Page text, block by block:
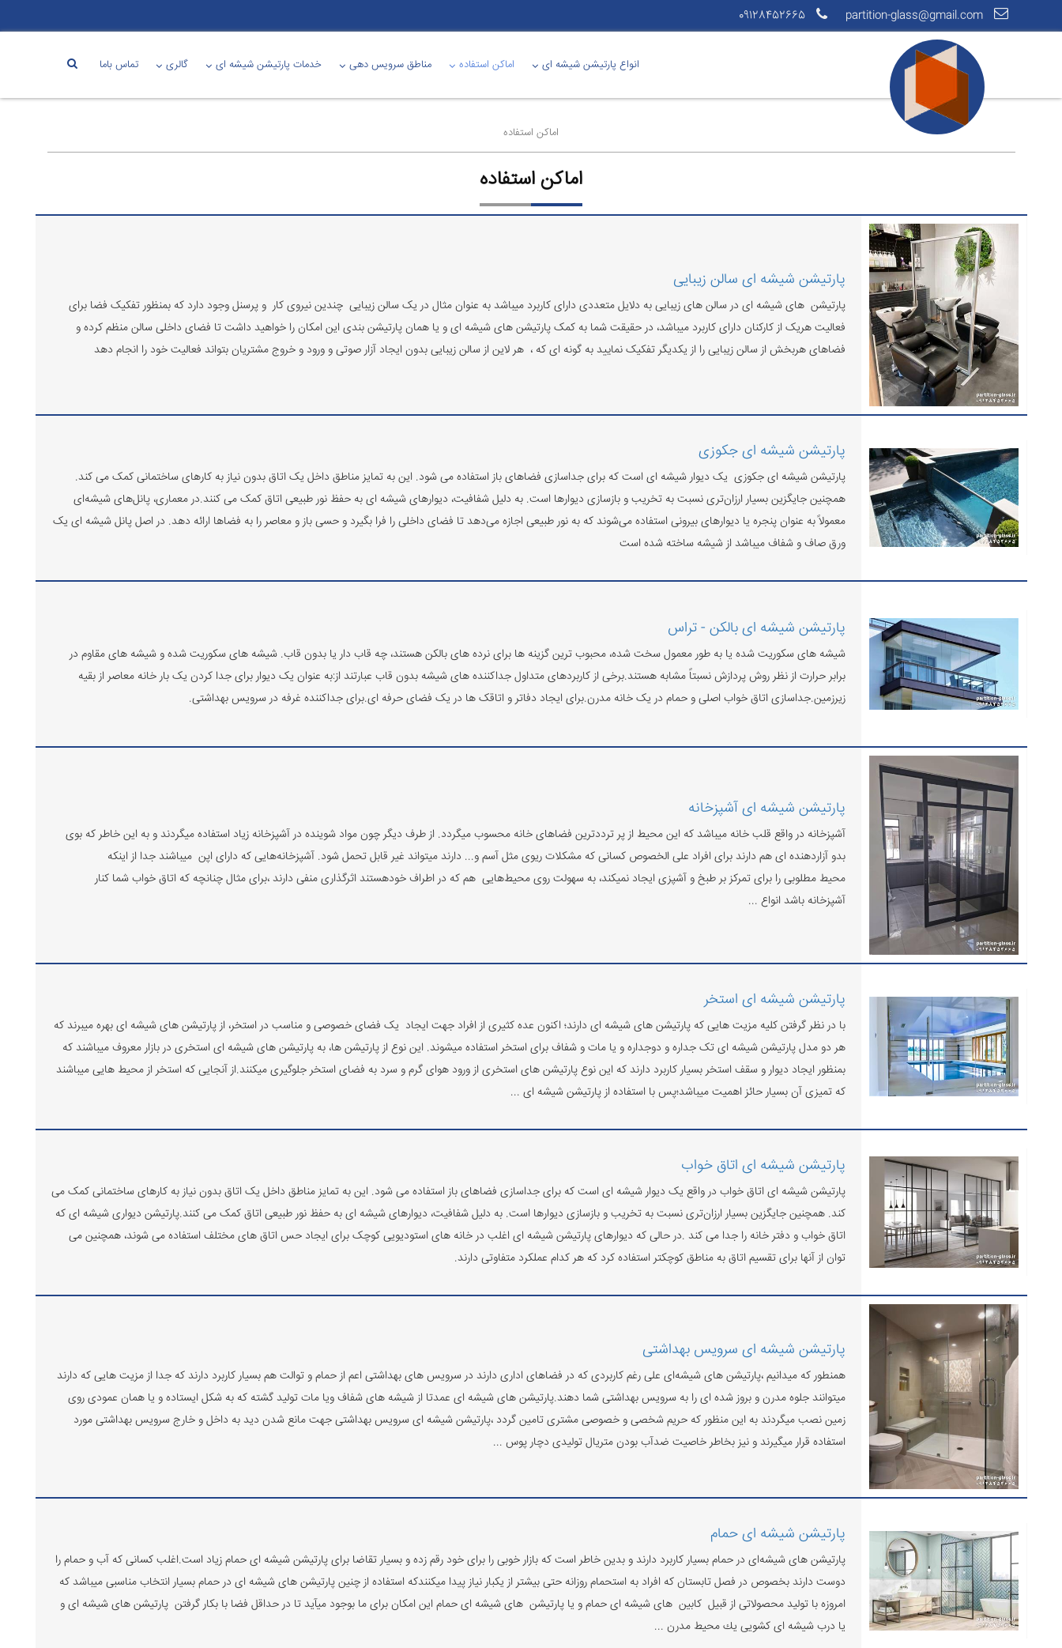
partition-glass@gmail.com
09128452665
انواع پارتیشن شیشه ای اماکن استفاده مناطق سرویس دهی خدمات پارتیشن شیشه ای گالری تماس باما
اماکن استفاده
اماکن استفاده
پارتیشن شیشه ای سالن زیبایی
پارتیشن های شیشه ای در سالن های زیبایی به دلایل متعددی دارای کاربرد میباشد به عنوان مثال در یک سالن زیبایی چندین نیروی کار و پرسنل وجود دارد که بمنظور تفکیک فضا برای
فعالیت هریک از کارکنان دارای کاربرد میباشد، در حقیقت شما به کمک پارتیشن های شیشه ای و یا همان پارتیشن بندی این امکان را خواهید داشت تا فضای داخلی سالن منظم کرده و
فضاهای هربخش از سالن زیبایی را از یکدیگر تفکیک نمایید به گونه ای که ، هر لاین از سالن زیبایی بدون ایجاد آزار صوتی و ورود و خروج مشتریان بتواند فعالیت خود را انجام دهد
پارتیشن شیشه ای جکوزی
پارتیشن شیشه ای جکوزی یک دیوار شیشه ای است که برای جداسازی فضاهای باز استفاده می شود. این به تمایز مناطق داخل یک اتاق بدون نیاز به کارهای ساختمانی کمک می کند.
همچنین جایگزین بسیار ارزان‌تری نسبت به تخریب و بازسازی دیوارها است. به دلیل شفافیت، دیوارهای شیشه ای به حفظ نور طبیعی اتاق کمک می کنند.در معماری، پانل‌های شیشه‌ای
معمولاً به عنوان پنجره یا دیوارهای بیرونی استفاده می‌شوند که به نور طبیعی اجازه می‌دهد تا فضای داخلی را فرا بگیرد و حسی باز و معاصر را به فضاها ارائه دهد. در اصل پانل شیشه ای یک
ورق صاف و شفاف میباشد از شیشه ساخته شده است
پارتیشن شیشه ای بالکن - تراس
شیشه های سکوریت شده یا به طور معمول سخت شده، محبوب ترین گزینه ها برای نرده های بالکن هستند، چه قاب دار یا بدون قاب. شیشه های سکوریت شده و شیشه های مقاوم در
برابر حرارت از نظر روش پردازش نسبتاً مشابه هستند.برخی از کاربردهای متداول جداکننده های شیشه بدون قاب عبارتند از:به عنوان یک دیوار برای جدا کردن یک بار خانه معاصر از بقیه
زیرزمین.جداسازی اتاق خواب اصلی و حمام در یک خانه مدرن.برای ایجاد دفاتر و اتاقک ها در یک فضای حرفه ای.برای جداکننده غرفه در سرویس بهداشتی.
پارتیشن شیشه ای آشپزخانه
آشپزخانه در واقع قلب خانه میباشد که این محیط از پر ترددترین فضاهای خانه محسوب میگردد. از طرف دیگر چون مواد شوینده در آشپزخانه زیاد استفاده میگردند و به این خاطر که بوی
بدو آزاردهنده ای هم دارند برای افراد علی الخصوص کسانی که مشکلات ریوی مثل آسم و... دارند میتواند غیر قابل تحمل شود. آشپزخانه‌هایی که دارای اپن میباشند جدا از اینکه
محیط مطلوبی را برای تمرکز بر طبخ و آشپزی ایجاد نمیکند، به سهولت روی محیط‌هایی هم که در اطراف خودهستند اثرگذاری منفی دارند ،برای مثال چنانچه که اتاق خواب شما کنار
آشپزخانه باشد انواع ...
پارتیشن شیشه ای استخر
با در نظر گرفتن کلیه مزیت هایی که پارتیشن های شیشه ای دارند؛ اکنون عده کثیری از افراد جهت ایجاد یک فضای خصوصی و مناسب در استخر، از پارتیشن های شیشه ای بهره میبرند که
هر دو مدل پارتیشن شیشه ای تک جداره و دوجداره و یا مات و شفاف برای استخر استفاده میشوند. این نوع از پارتیشن ها، به پارتیشن های شیشه ای استخری در بازار معروف میباشند که
بمنظور ایجاد دیوار و سقف استخر بسیار کاربرد دارند که این نوع پارتیشن های استخری از ورود هوای گرم و سرد به فضای استخر جلوگیری میکنند.از آنجایی که استخر از محیط هایی میباشند
که تمیزی آن بسیار حائز اهمیت میباشد؛پس با استفاده از پارتیشن شیشه ای ...
پارتیشن شیشه ای اتاق خواب
پارتیشن شیشه ای اتاق خواب در واقع یک دیوار شیشه ای است که برای جداسازی فضاهای باز استفاده می شود. این به تمایز مناطق داخل یک اتاق بدون نیاز به کارهای ساختمانی کمک می
کند. همچنین جایگزین بسیار ارزان‌تری نسبت به تخریب و بازسازی دیوارها است. به دلیل شفافیت، دیوارهای شیشه ای به حفظ نور طبیعی اتاق کمک می کنند.پارتیشن دیواری شیشه ای که
اتاق خواب و دفتر خانه را جدا می کند .در حالی که دیوارهای پارتیشن شیشه ای اغلب در خانه های استودیویی کوچک برای ایجاد حس اتاق های مختلف استفاده می شوند، همچنین می
توان از آنها برای تقسیم اتاق به مناطق کوچکتر استفاده کرد که هر کدام عملکرد متفاوتی دارند.
پارتیشن شیشه ای سرویس بهداشتی
همنطور که میدانیم ،پارتیشن های شیشه‌ای علی رغم کاربردی که در فضاهای اداری دارند در سرویس های بهداشتی اعم از حمام و توالت هم بسیار کاربرد دارند که جدا از مزیت هایی که دارند
میتوانند جلوه مدرن و بروز شده ای را به سرویس بهداشتی شما دهند.پارتیشن های شیشه ای عمدتا از شیشه های شفاف ویا مات تولید گشته که به شکل ایستاده و یا همان عمودی روی
زمین نصب میگردند به این منظور که حریم شخصی و خصوصی مشتری تامین گردد ،پارتیشن شیشه ای سرویس بهداشتی جهت مانع شدن دید به داخل و خارج سرویس بهداشتی مورد
استفاده قرار میگیرند و نیز بخاطر خاصیت ضدآب بودن متریال تولیدی دچار پوس ...
پارتیشن شیشه ای حمام
پارتیشن های شیشه‌ای در حمام بسیار کاربرد دارند و بدین خاطر است که بازار خوبی را برای خود رقم زده و بسیار تقاضا برای پارتیشن شیشه ای حمام زیاد است.اغلب کسانی که آب و حمام را
دوست دارند بخصوص در فصل تابستان که افراد به استحمام روزانه حتی بیشتر از یکبار نیاز پیدا میکنندکه استفاده از چنین پارتیشن های شیشه ای در حمام بسیار انتخاب مناسبی میباشد که
امروزه با تولید محصولاتی از قبیل کابین‌ های شیشه ای حمام و یا پارتیشن های شیشه ای حمام این امکان برای ما بوجود میآید تا در حداقل فضا با بکار گرفتن پارتیشن های شیشه ای و
یا درب شیشه ای کشویی يك محیط مدرن ...